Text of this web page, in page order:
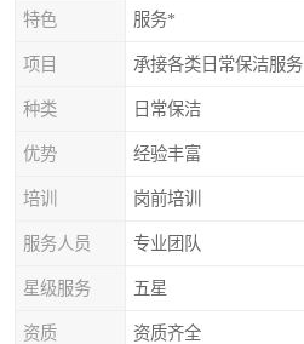
特色 服务*
项目 承接各类日常保洁服务
种类 日常保洁
优势 经验丰富
培训 岗前培训
服务人员 专业团队
星级服务 五星
资质 资质齐全